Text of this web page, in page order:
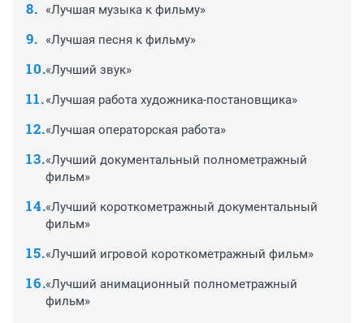
«Лучшая музыка к фильму»
«Лучшая песня к фильму»
«Лучший звук»
«Лучшая работа художника-постановщика»
«Лучшая операторская работа»
«Лучший документальный полнометражный
фильм»
«Лучший короткометражный документальный
фильм»
«Лучший игровой короткометражный фильм»
«Лучший анимационный полнометражный
фильм»